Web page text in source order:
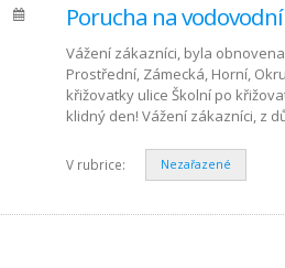
Porucha na
Vážení zákazníci, byla
Prostřední, Zámecká, Horní,
křižovatky ulice Školní po
klidný den! Vážení zákazníci, z
V rubrice: Nezařazené